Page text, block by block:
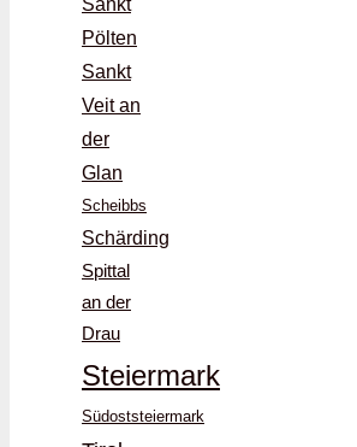
Sankt
Pölten
Sankt
Veit an
der
Glan
Scheibbs
Schärding
Spittal
an der
Drau
Steiermark
Südoststeiermark